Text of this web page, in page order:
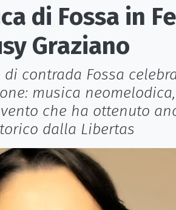
di Fossa in
Graziano
contrada Fossa
musica
che ha ottenuto
dalla Libertas